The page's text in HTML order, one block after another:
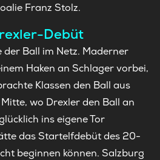
Franz Stolz.
Debüt
der Ball im Netz. Maderner
Haken an Schlager vorbei,
Klassen den Ball aus
wo Drexler den Ball an
ins eigene Tor
das Startelfdebüt des 20-
beginnen können. Salzburg